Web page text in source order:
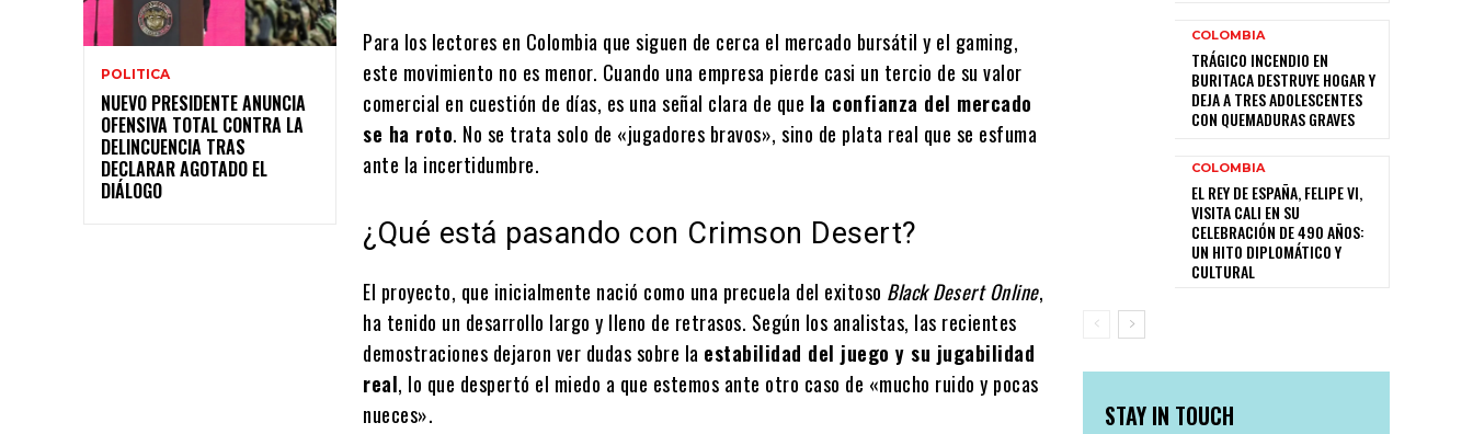
POLITICA
NUEVO PRESIDENTE ANUNCIA
OFENSIVA TOTAL CONTRA LA
DELINCUENCIA TRAS
DECLARAR AGOTADO EL
DIÁLOGO
Para los lectores en Colombia que siguen de cerca el mercado bursátil y el gaming,
este movimiento no es menor. Cuando una empresa pierde casi un tercio de su valor
comercial en cuestión de días, es una señal clara de que la confianza del mercado
se ha roto. No se trata solo de «jugadores bravos», sino de plata real que se esfuma
ante la incertidumbre.
¿Qué está pasando con Crimson Desert?
El proyecto, que inicialmente nació como una precuela del exitoso Black Desert Online,
ha tenido un desarrollo largo y lleno de retrasos. Según los analistas, las recientes
demostraciones dejaron ver dudas sobre la estabilidad del juego y su jugabilidad
real, lo que despertó el miedo a que estemos ante otro caso de «mucho ruido y pocas
nueces».
COLOMBIA
TRÁGICO INCENDIO EN
BURITACA DESTRUYE HOGAR Y
DEJA A TRES ADOLESCENTES
CON QUEMADURAS GRAVES
COLOMBIA
EL REY DE ESPAÑA, FELIPE VI,
VISITA CALI EN SU
CELEBRACIÓN DE 490 AÑOS:
UN HITO DIPLOMÁTICO Y
CULTURAL
STAY IN TOUCH